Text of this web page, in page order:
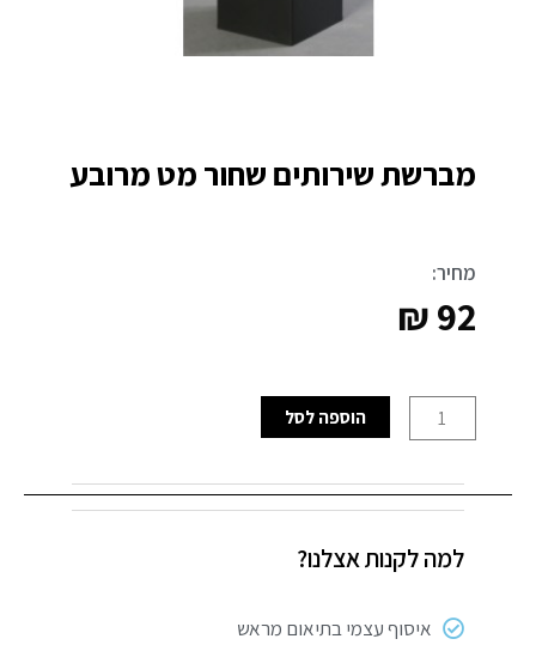
מברשת שירותים שחור מט מרובע
מחיר:
₪92
של
שירותים
מט
הוספה לסל
למה לקנות אצלנו?
איסוף עצמי בתיאום מראש